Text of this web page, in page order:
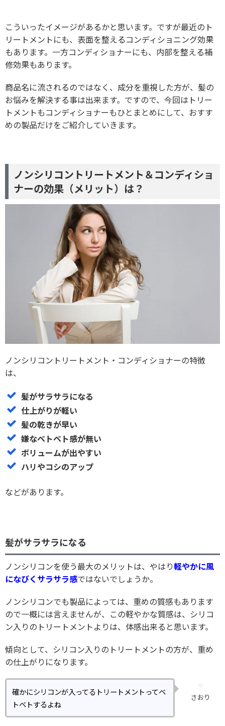
こういったイメージがあるかと思います。ですが最近のト
リートメントにも、表面を整えるコンディショニング効果
もあります。一方コンディショナーにも、内部を整える補
修効果もあります。
商品名に流されるのではなく、成分を重視した方が、髪の
お悩みを解決する事は出来ます。ですので、今回はトリー
トメントもコンディショナーもひとまとめにして、おすす
めの製品だけをご紹介していきます。
ノンシリコントリートメント＆コンディショ
ナーの効果（メリット）は？
ノンシリコントリートメント・コンディショナーの特徴
は、
髪がサラサラになる
仕上がりが軽い
髪の乾きが早い
嫌なベトベト感が無い
ボリュームが出やすい
ハリやコシのアップ
などがあります。
髪がサラサラになる
ノンシリコンを使う最大のメリットは、やはり軽やかに風
になびくサラサラ感ではないでしょうか。
ノンシリコンでも製品によっては、重めの質感もあります
ので一概には言えませんが、この軽やかな質感は、シリコ
ン入りのトリートメントよりは、体感出来ると思います。
傾向として、シリコン入りのトリートメントの方が、重め
の仕上がりになります。
さおり
確かにシリコンが入ってるトリートメントってベ
トベトするよね